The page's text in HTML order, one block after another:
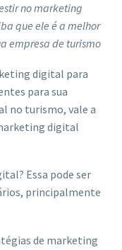
no marketing
que ele é a melhor
empresa de turismo
digital para
para sua
no turismo, vale a
digital
Essa pode ser
principalmente
de marketing